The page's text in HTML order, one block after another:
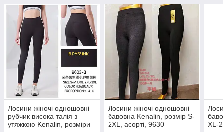
Лосини жіночі одношовні
рубчик висока талія з
утяжкою Kenalin, розміри
Лосини жіночі одношовні
бавовна Kenalin, розмір S-
2XL, асорті, 9630
XL-